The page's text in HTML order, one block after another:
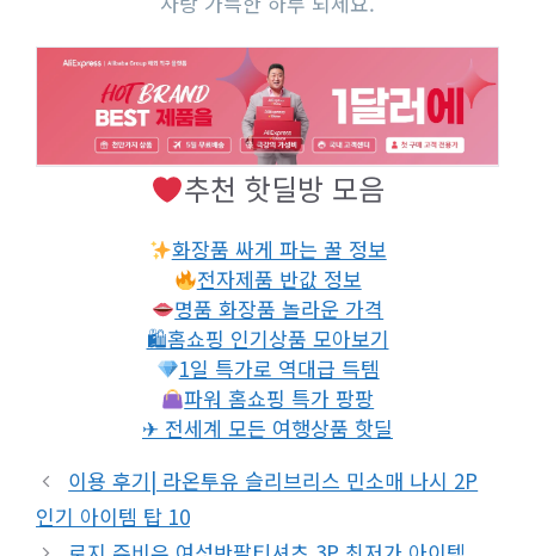
추천 핫딜방 모음
화장품 싸게 파는 꿀 정보
전자제품 반값 정보
명품 화장품 놀라운 가격
🛍홈쇼핑 인기상품 모아보기
1일 특가로 역대급 득템
파워 홈쇼핑 특가 팡팡
✈ 전세계 모든 여행상품 핫딜
이용 후기| 라온투유 슬리브리스 민소매 나시 2P
인기 아이템 탑 10